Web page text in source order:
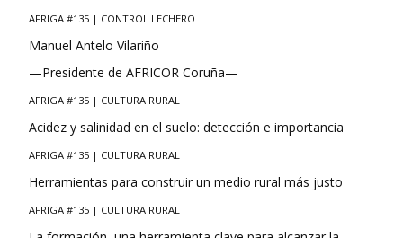
AFRIGA #135 | CONTROL LECHERO
Manuel Antelo Vilariño
—Presidente de AFRICOR Coruña—
AFRIGA #135 | CULTURA RURAL
Acidez y salinidad en el suelo: detección e importancia
AFRIGA #135 | CULTURA RURAL
Herramientas para construir un medio rural más justo
AFRIGA #135 | CULTURA RURAL